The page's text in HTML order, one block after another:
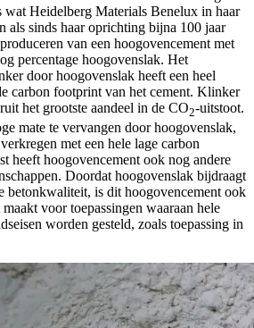
Heidelberg Materials Benelux in haar
als sinds haar oprichting bijna 100 jaar
van een hoogovencement met
percentage hoogovenslak. Het
door hoogovenslak heeft een heel
carbon footprint van het cement. Klinker
het grootste aandeel in de CO2-uitstoot.
mate te vervangen door hoogovenslak,
met een hele lage carbon
heeft hoogovencement ook nog andere
Doordat hoogovenslak bijdraagt
betonkwaliteit, is dit hoogovencement ook
voor toepassingen waaraan hele
worden gesteld, zoals toepassing in